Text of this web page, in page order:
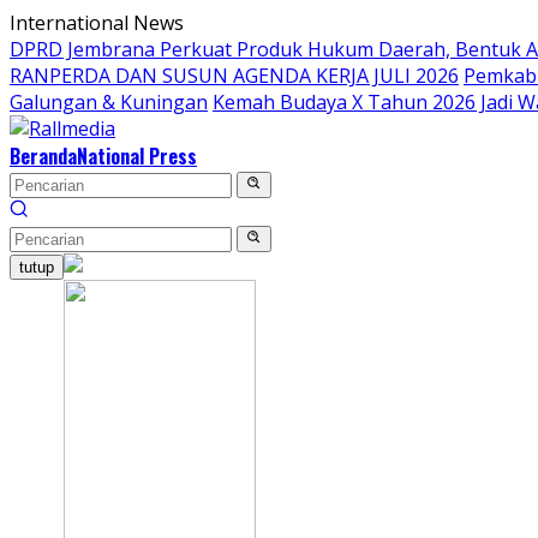
Langsung
ke
konten
International News
DPRD Jembrana Perkuat Produk Hukum Daerah, Bentuk
RANPERDA DAN SUSUN AGENDA KERJA JULI 2026
Galungan & Kuningan Kemah Budaya X Tahun 2026 Jadi
BerandaNational Press
tutup